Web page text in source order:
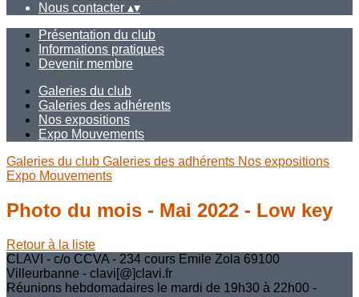
Nous contacter ▴▾
Présentation du club
Informations pratiques
Devenir membre
Galeries du club
Galeries des adhérents
Nos expositions
Expo Mouvements
Galeries du club Galeries des adhérents Nos expositions
Expo Mouvements
Photo du mois - Mai 2022 - Low key
Retour à la liste
CLAVI - c/o CCVA - 234 cours Emile Zola 69100
Villeurbanne - clavi[@]clavi.fr
Réunions hebdomadaires le mardi de 19h30 à 22h00 -